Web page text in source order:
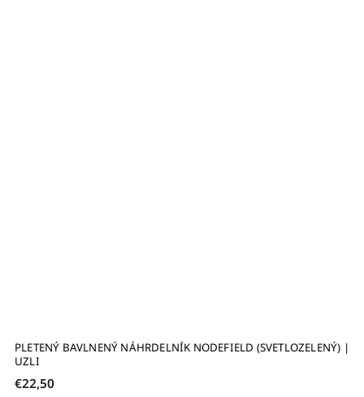
PLETENÝ BAVLNENÝ NÁHRDELNÍK NODEFIELD (SVETLOZELENÝ) |
UZLI
€22,50